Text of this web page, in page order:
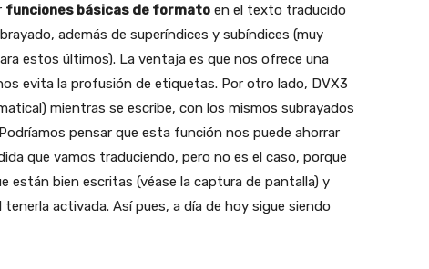
funciones básicas de formato en el texto traducido
además de superíndices y subíndices (muy
estos últimos). La ventaja es que nos ofrece una
evita la profusión de etiquetas. Por otro lado, DVX3
mientras se escribe, con los mismos subrayados
pensar que esta función nos puede ahorrar
que vamos traduciendo, pero no es el caso, porque
están bien escritas (véase la captura de pantalla) y
activada. Así pues, a día de hoy sigue siendo